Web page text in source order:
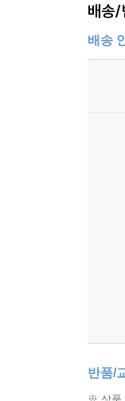
배송/
배송
반품/